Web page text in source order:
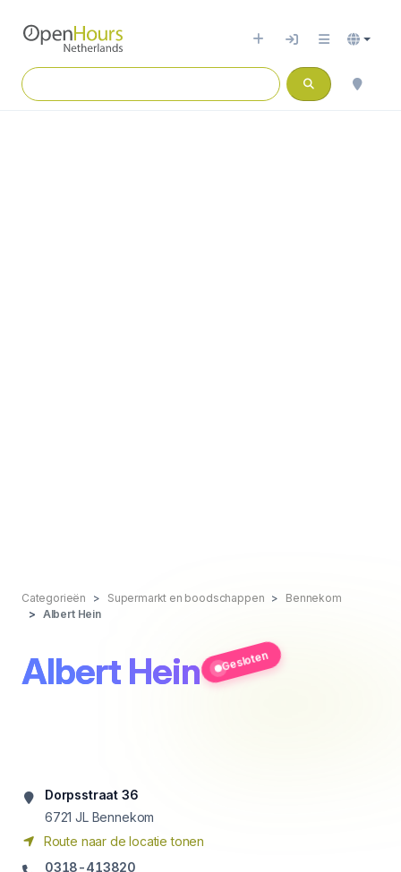
Categorieën Supermarkt en boodschappen
Bennekom
Albert Hein
Albert Hein Gesloten
Dorpsstraat 36
6721 JL Bennekom
Route naar de locatie tonen
0318-413820